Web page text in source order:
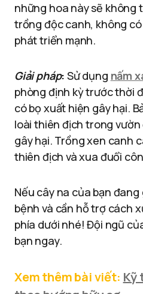
những hoa này sẽ không
trồng độc canh, không
phát triển mạnh.
Giải pháp: Sử dụng nấm
phòng định kỳ trước thời
có bọ xuất hiện gây hại.
loài thiên địch trong
gây hại. Trồng xen canh
thiên địch và xua đuổi
Nếu cây na của bạn đang
bệnh và cần hỗ trợ cách
phía dưới nhé! Đội ngũ
bạn ngay.
Xem thêm bài viết: Kỹ